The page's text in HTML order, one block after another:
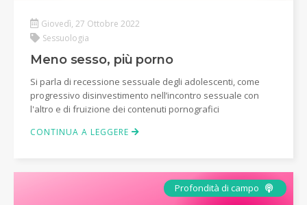
Giovedì, 27 Ottobre 2022
Sessuologia
Meno sesso, più porno
Si parla di recessione sessuale degli adolescenti, come
progressivo disinvestimento nell’incontro sessuale con
l'altro e di fruizione dei contenuti pornografici
CONTINUA A LEGGERE
Profondità di campo